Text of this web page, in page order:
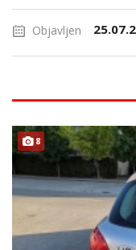
Objavljen
8